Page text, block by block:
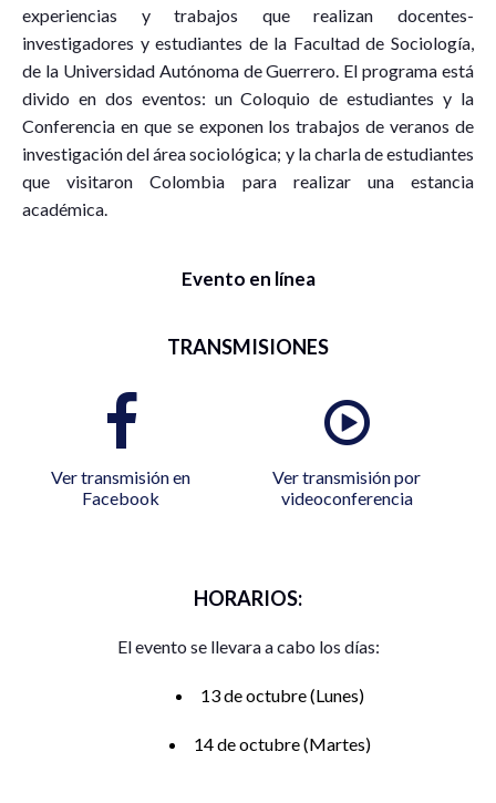
experiencias y trabajos que realizan docentes-
investigadores y estudiantes de la Facultad de Sociología,
de la Universidad Autónoma de Guerrero. El programa está
divido en dos eventos: un Coloquio de estudiantes y la
Conferencia en que se exponen los trabajos de veranos de
investigación del área sociológica; y la charla de estudiantes
que visitaron Colombia para realizar una estancia
académica.
Evento en línea
TRANSMISIONES
Ver transmisión en
Facebook
Ver transmisión por
videoconferencia
HORARIOS:
El evento se llevara a cabo los días:
13 de octubre (Lunes)
14 de octubre (Martes)